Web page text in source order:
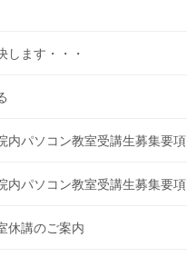
します・・・
内パソコン教室受講生募集要項
内パソコン教室受講生募集要項
休講のご案内